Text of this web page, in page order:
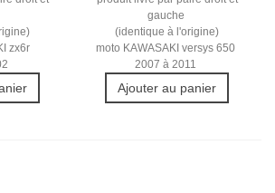
zx6r
gauche
(identique à l'origine)
moto KAWASAKI versys 650
2007 à 2011
Ajouter au panier